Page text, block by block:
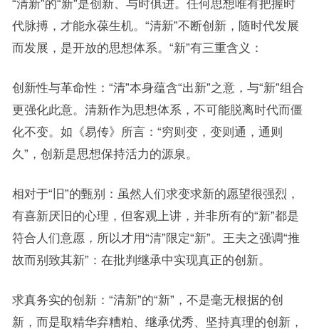
“清新”的“新”是创新、与时俱进。任何思想唯有把握时
代脉搏，才能永葆生机。“清新”不断创新，随时代发展
而发展，是开放的思想体系。“新”有三重含义：
创新性与革命性：“清”本身蕴含“出新”之意，与“新”组合
更强化此意。清新作为思想体系，不可能脱离时代而僵
化不变。如《易传》所言：“穷则变，变则通，通则
久”，创新是思想保持活力的源泉。
相对于“旧”的甄别：虽然人们求变求新的愿望很强烈，
有喜新厌旧的心理，但客观上讲，并非所有的“新”都是
符合人们意愿，所以才用“清”限定“新”。王夫之强调“推
故而别致其新”：在批判继承中实现真正的创新。
求真务实的创新：“清新”的“新”，不是毫无根据的创
新，而是取精华弃糟粕、继承优秀、坚持真理的创新，